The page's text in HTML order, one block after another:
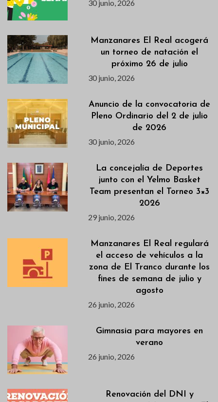
30 junio, 2026
Manzanares El Real acogerá
un torneo de natación el
próximo 26 de julio
30 junio, 2026
Anuncio de la convocatoria de
Pleno Ordinario del 2 de julio
de 2026
30 junio, 2026
La concejalía de Deportes
junto con el Yelmo Basket
Team presentan el Torneo 3×3
2026
29 junio, 2026
Manzanares El Real regulará
el acceso de vehículos a la
zona de El Tranco durante los
fines de semana de julio y
agosto
26 junio, 2026
Gimnasia para mayores en
verano
26 junio, 2026
Renovación del DNI y